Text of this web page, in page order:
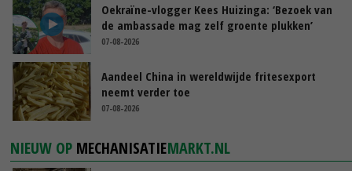
Oekraïne-vlogger Kees Huizinga: ‘Bezoek van
de ambassade mag zelf groente plukken’
07-08-2026
Aandeel China in wereldwijde fritesexport
neemt verder toe
07-08-2026
NIEUW OP MECHANISATIEMARKT.NL